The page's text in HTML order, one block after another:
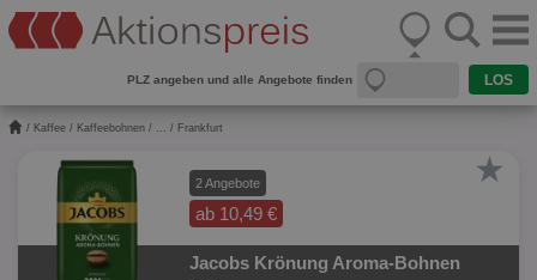
PLZ angeben und alle Angebote finden
/ Kaffee / Kaffeebohnen / ... / Frankfurt
2 Angebote
ab 10,49 €
★
Jacobs Krönung Aroma-Bohnen